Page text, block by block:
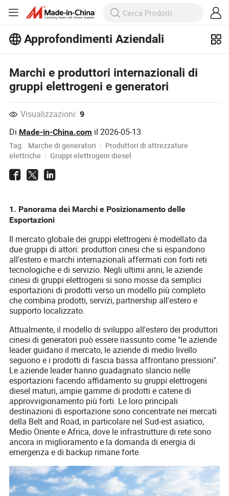
Approfondimenti Aziendali
Marchi e produttori internazionali di
gruppi elettrogeni e generatori
Visualizzazioni: 9
Di Made-in-China.com il2026-05-13
Tag: Marche di generatori
Produttori di attrezzature
elettriche
Gruppi elettrogeni diesel
1. Panorama dei Marchi e Posizionamento delle
Esportazioni
Il mercato globale dei gruppi elettrogeni è modellato da
due gruppi di attori: produttori cinesi che si espandono
all'estero e marchi internazionali affermati con forti reti
tecnologiche e di servizio. Negli ultimi anni, le aziende
cinesi di gruppi elettrogeni si sono mosse da semplici
esportazioni di prodotti verso un modello più completo
che combina prodotti, servizi, partnership all'estero e
supporto localizzato.
Attualmente, il modello di sviluppo all'estero dei produttori
cinesi di generatori può essere riassunto come "le aziende
leader guidano il mercato, le aziende di medio livello
seguono e i prodotti di fascia bassa affrontano pressioni".
Le aziende leader hanno guadagnato slancio nelle
esportazioni facendo affidamento su gruppi elettrogeni
diesel maturi, ampie gamme di prodotti e catene di
approvvigionamento più forti. Le loro principali
destinazioni di esportazione sono concentrate nei mercati
della Belt and Road, in particolare nel Sud-est asiatico,
Medio Oriente e Africa, dove le infrastrutture di rete sono
ancora in miglioramento e la domanda di energia di
emergenza e di backup rimane forte.